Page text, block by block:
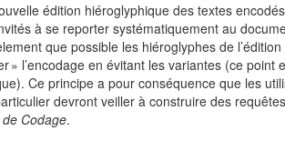
édition hiéroglyphique des textes
à se reporter systématiquement au
que possible les hiéroglyphes de l’édition
» l’encodage en évitant les variantes (ce point
Ce principe a pour conséquence que les
devront veiller à construire des requêtes
Codage.